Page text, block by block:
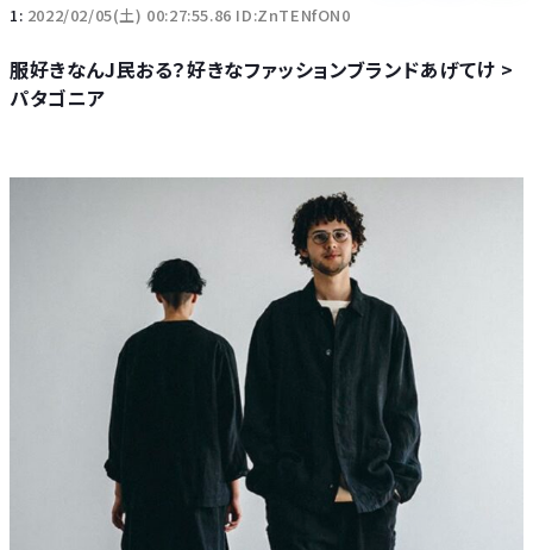
1: 2022/02/05(土) 00:27:55.86 ID:ZnTENfON0
服好きなんJ民おる？好きなファッションブランドあげてけ >
パタゴニア